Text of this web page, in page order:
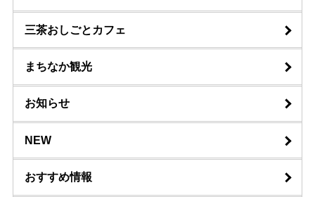
三茶おしごとカフェ
まちなか観光
お知らせ
NEW
おすすめ情報